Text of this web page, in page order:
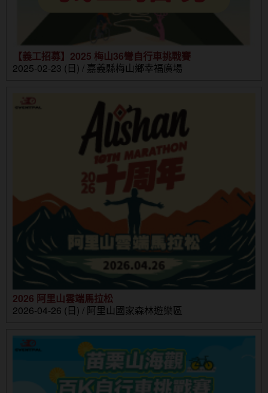
【義工招募】2025 梅山36彎自行車挑戰賽
2025-02-23 (日) / 嘉義縣梅山鄉幸福廣場
2026 阿里山雲端馬拉松
2026-04-26 (日) / 阿里山國家森林遊樂區